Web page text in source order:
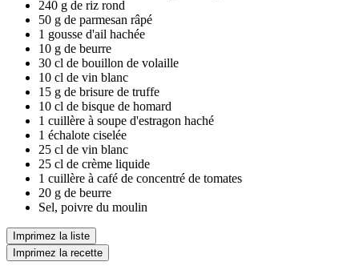
240 g de riz rond
50 g de parmesan râpé
1 gousse d'ail hachée
10 g de beurre
30 cl de bouillon de volaille
10 cl de vin blanc
15 g de brisure de truffe
10 cl de bisque de homard
1 cuillère à soupe d'estragon haché
1 échalote ciselée
25 cl de vin blanc
25 cl de crème liquide
1 cuillère à café de concentré de tomates
20 g de beurre
Sel, poivre du moulin
Imprimez la liste
Imprimez la recette